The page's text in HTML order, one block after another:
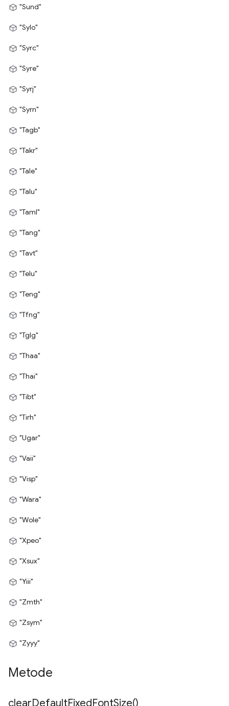
"Sund"
"Sylo"
"Syrc"
"Syre"
"Syrj"
"Syrn"
"Tagb"
"Takr"
"Tale"
"Talu"
"Taml"
"Tang"
"Tavt"
"Telu"
"Teng"
"Tfng"
"Tglg"
"Thaa"
"Thai"
"Tibt"
"Tirh"
"Ugar"
"Vaii"
"Visp"
"Wara"
"Wole"
"Xpeo"
"Xsux"
"Yiii"
"Zmth"
"Zsym"
"Zyyy"
Metode
clearDefaultFixedFontSize()